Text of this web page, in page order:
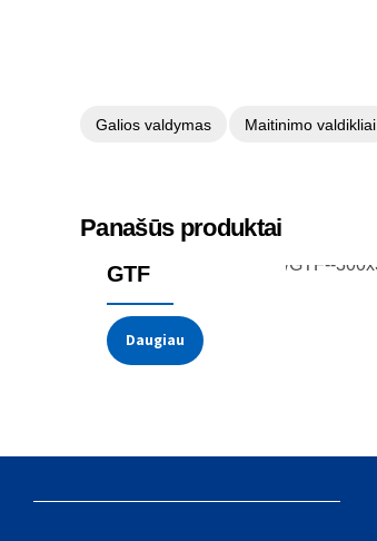
Galios valdymas Maitinimo valdikliai
Panašūs produktai
Galios reguliatoriai
GTF
Daugiau